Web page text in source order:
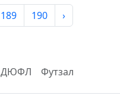
189 190 ›
ДЮФЛ Футзал